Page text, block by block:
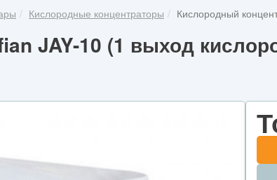
Кислородные концентраторы Кислородный
JAY-10 (1 выход